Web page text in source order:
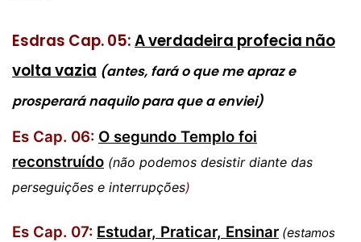
Esdras Cap. 05:A verdadeira profecia não
volta vazia (antes, fará o que me apraz e
prosperará naquilo para que a enviei)
Es Cap. 06: O segundo Templo foi
reconstruído (não podemos desistir diante das
perseguições e interrupções)
Es Cap. 07: Estudar, Praticar, Ensinar (estamos